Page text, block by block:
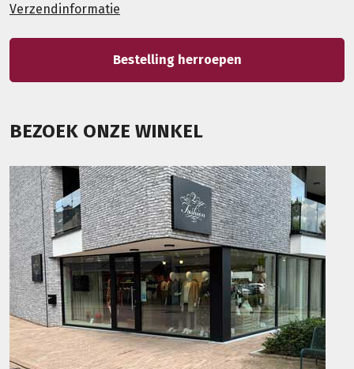
Verzendinformatie
Bestelling herroepen
BEZOEK ONZE WINKEL